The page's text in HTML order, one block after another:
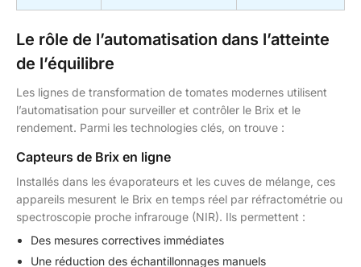
Le rôle de l’automatisation dans l’atteinte
de l’équilibre
Les lignes de transformation de tomates modernes utilisent
l’automatisation pour surveiller et contrôler le Brix et le
rendement. Parmi les technologies clés, on trouve :
Capteurs de Brix en ligne
Installés dans les évaporateurs et les cuves de mélange, ces
appareils mesurent le Brix en temps réel par réfractométrie ou
spectroscopie proche infrarouge (NIR). Ils permettent :
Des mesures correctives immédiates
Une réduction des échantillonnages manuels